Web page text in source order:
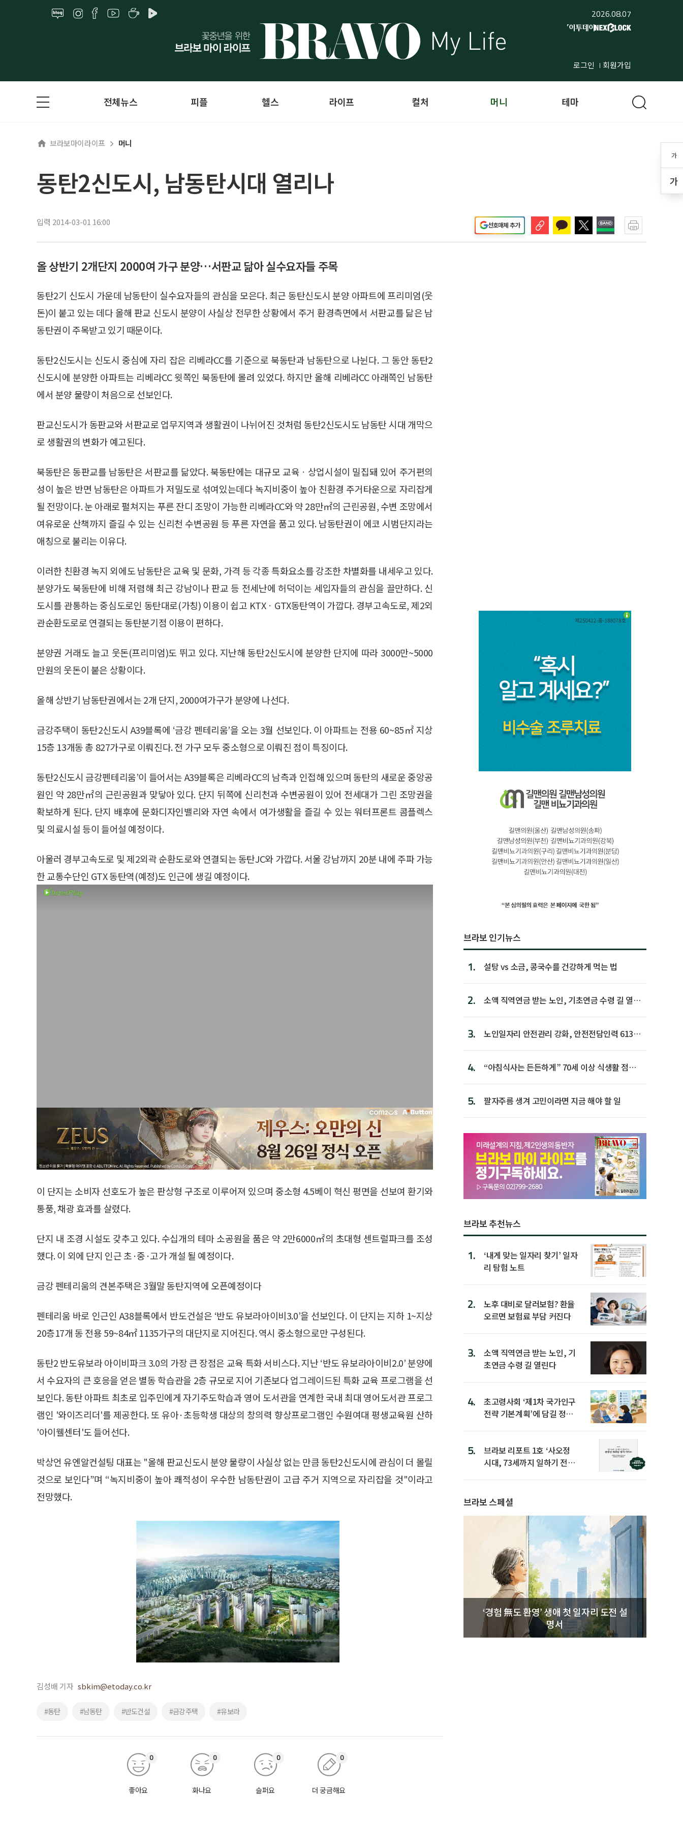
2026.08.07
로그인 회원가입
가
가
전체뉴스 피플 헬스 라이프 컬처 머니 테마
브라보마이라이프 머니
동탄2신도시, 남동탄시대 열리나
입력 2014-03-01 16:00 선호매체 추가
올 상반기 2개단지 2000여 가구 분양…서판교 닮아 실수요자들 주목
동탄2기 신도시 가운데 남동탄이 실수요자들의 관심을 모은다. 최근 동탄신도시 분양 아파트에 프리미엄(웃
돈)이 붙고 있는 데다 올해 판교 신도시 분양이 사실상 전무한 상황에서 주거 환경측면에서 서판교를 닮은 남
동탄권이 주목받고 있기 때문이다.
동탄2신도시는 신도시 중심에 자리 잡은 리베라CC를 기준으로 북동탄과 남동탄으로 나뉜다. 그 동안 동탄2
신도시에 분양한 아파트는 리베라CC 윗쪽인 북동탄에 몰려 있었다. 하지만 올해 리베라CC 아래쪽인 남동탄
에서 분양 물량이 처음으로 선보인다.
판교신도시가 동판교와 서판교로 업무지역과 생활권이 나뉘어진 것처럼 동탄2신도시도 남동탄 시대 개막으
로 생활권의 변화가 예고된다.
북동탄은 동판교를 남동탄은 서판교를 닮았다. 북동탄에는 대규모 교육ㆍ상업시설이 밀집돼 있어 주거편의
성이 높은 반면 남동탄은 아파트가 저밀도로 섞여있는데다 녹지비중이 높아 친환경 주거타운으로 자리잡게
될 전망이다. 눈 아래로 펼쳐지는 푸른 잔디 조망이 가능한 리베라CC와 약 28만㎡의 근린공원, 수변 조망에서
여유로운 산책까지 즐길 수 있는 신리천 수변공원 등 푸른 자연을 품고 있다. 남동탄권이 에코 시범단지라는
애칭으로 불리는 이유다.
이러한 친환경 녹지 외에도 남동탄은 교육 및 문화, 가격 등 각종 특화요소를 강조한 차별화를 내세우고 있다.
분양가도 북동탄에 비해 저렴해 최근 강남이나 판교 등 전세난에 허덕이는 세입자들의 관심을 끌만하다. 신
도시를 관통하는 중심도로인 동탄대로(가칭) 이용이 쉽고 KTXㆍGTX동탄역이 가깝다. 경부고속도로, 제2외
관순환도로로 연결되는 동탄분기점 이용이 편하다.
분양권 거래도 늘고 웃돈(프리미엄)도 뛰고 있다. 지난해 동탄2신도시에 분양한 단지에 따라 3000만~5000
만원의 웃돈이 붙은 상황이다.
올해 상반기 남동탄권에서는 2개 단지, 2000여가구가 분양에 나선다.
금강주택이 동탄2신도시 A39블록에 ‘금강 펜테리움’을 오는 3월 선보인다. 이 아파트는 전용 60~85㎡ 지상
15층 13개동 총 827가구로 이뤄진다. 전 가구 모두 중소형으로 이뤄진 점이 특징이다.
동탄2신도시 금강펜테리움’이 들어서는 A39블록은 리베라CC의 남측과 인접해 있으며 동탄의 새로운 중앙공
원인 약 28만㎡의 근린공원과 맞닿아 있다. 단지 뒤쪽에 신리천과 수변공원이 있어 전세대가 그린 조망권을
확보하게 된다. 단지 배후에 문화디자인밸리와 자연 속에서 여가생활을 즐길 수 있는 워터프론트 콤플렉스
및 의료시설 등이 들어설 예정이다.
아울러 경부고속도로 및 제2외곽 순환도로와 연결되는 동탄JC와 가깝다. 서울 강남까지 20분 내에 주파 가능
한 교통수단인 GTX 동탄역(예정)도 인근에 생길 예정이다.
이 단지는 소비자 선호도가 높은 판상형 구조로 이루어져 있으며 중소형 4.5베이 혁신 평면을 선보여 환기와
통풍, 채광 효과를 살렸다.
단지 내 조경 시설도 갖추고 있다. 수십개의 테마 소공원을 품은 약 2만6000㎡의 초대형 센트럴파크를 조성
했다. 이 외에 단지 인근 초·중·고가 개설 될 예정이다.
금강 펜테리움의 견본주택은 3월말 동탄지역에 오픈예정이다
펜테리움 바로 인근인 A38블록에서 반도건설은 ‘반도 유보라아이비3.0’을 선보인다. 이 단지는 지하 1~지상
20층17개 동 전용 59~84㎡ 1135가구의 대단지로 지어진다. 역시 중소형으로만 구성된다.
동탄2 반도유보라 아이비파크 3.0의 가장 큰 장점은 교육 특화 서비스다. 지난 ‘반도 유보라아이비2.0’ 분양에
서 수요자의 큰 호응을 얻은 별동 학습관을 2층 규모로 지어 기존보다 업그레이드된 특화 교육 프로그램을 선
보인다. 동탄 아파트 최초로 입주민에게 자기주도학습과 영어 도서관을 연계한 국내 최대 영어도서관 프로그
램인 '와이즈리더'를 제공한다. 또 유아·초등학생 대상의 창의력 향상프로그램인 수원여대 평생교육원 산하
'아이웰센터'도 들어선다.
박상언 유엔알컨설팅 대표는 "올해 판교신도시 분양 물량이 사실상 없는 만큼 동탄2신도시에 관심이 더 몰릴
것으로 보인다”며 “녹지비중이 높아 쾌적성이 우수한 남동탄권이 고급 주거 지역으로 자리잡을 것"이라고
전망했다.
김성배 기자 sbkim@etoday.co.kr
#동탄 #남동탄 #반도건설 #금강주택 #유보라
좋아요
0
화나요
0
슬퍼요
0
더 궁금해요
0
브라보 인기뉴스
1. 설탕 vs 소금, 콩국수를 건강하게 먹는 법
2.
소액 직역연금 받는 노인, 기초연금 수령 길 열린
3.
노인일자리 안전관리 강화, 안전전담인력 613명
4.
“아침식사는 든든하게” 70세 이상 식생활 점수
5. 팔자주름 생겨 고민이라면 지금 해야 할 일
브라보 추천뉴스
1.
‘내게 맞는 일자리 찾기’ 일자
리 탐험 노트
2.
노후 대비로 달러보험? 환율
오르면 보험료 부담 커진다
3.
소액 직역연금 받는 노인, 기
초연금 수령 길 열린다
4.
초고령사회 ‘제1차 국가인구
전략 기본계획’에 담길 정책
5.
브라보 리포트 1호 ‘사오정
시대, 73세까지 일하기 전략’
브라보 스페셜
‘경험 無도 환영’ 생애 첫 일자리 도전 설
명서